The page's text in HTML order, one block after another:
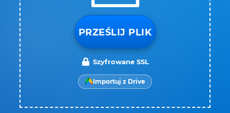
PRZEŚLIJ PLIK
Szyfrowane SSL
Importuj z Drive